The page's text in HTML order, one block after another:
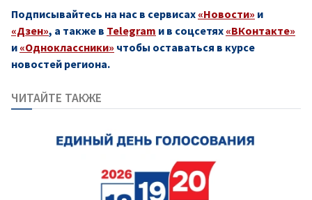
Подписывайтесь на нас в сервисах «Новости» и
«Дзен», а также в Telegram и в соцсетях «ВКонтакте»
и «Одноклассники» чтобы оставаться в курсе
новостей региона.
ЧИТАЙТЕ ТАКЖЕ